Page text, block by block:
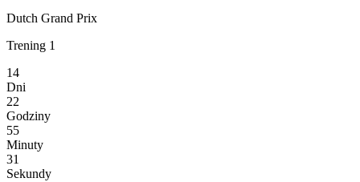
Dutch Grand Prix
Trening 1
14
Dni
22
Godziny
55
Minuty
31
Sekundy